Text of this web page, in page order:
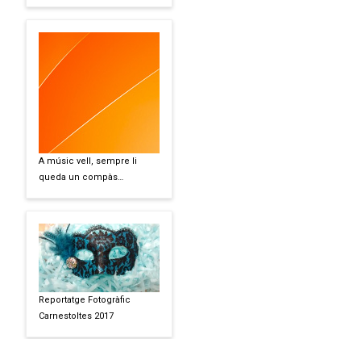
A músic vell, sempre li
queda un compàs…
Reportatge Fotogràfic
Carnestoltes 2017